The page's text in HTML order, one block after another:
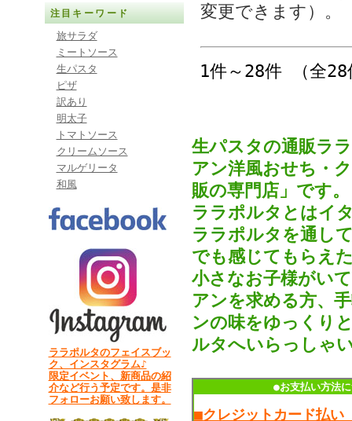
注目キーワード
旅サラダ
ミートソース
生パスタ
ピザ
訳あり
明太子
トマトソース
クリームソース
マルゲリータ
和風
ララポルタのフェイスブッ
ク、インスタグラム♪
限定イベント、新商品の紹
介など行う予定です。是非
フォローお願い致します。
変更できます）。
1件～28件 （全28
生パスタの通販ラ
アン洋風おせち・
販の専門店」です。
ララポルタとはイ
ララポルタを通し
でも感じてもらえ
小さなお子様がい
アンを求める方、
ンの味をゆっくり
ルタへいらっしゃ
●お支払い方法
■クレジットカード払い